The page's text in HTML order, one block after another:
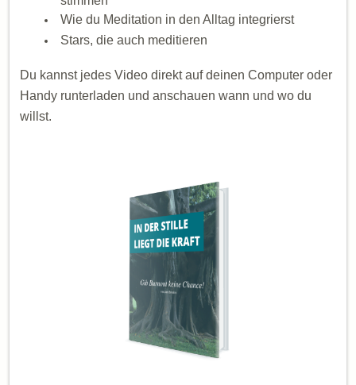
Wie du Meditation in den Alltag integrierst
Stars, die auch meditieren
Du kannst jedes Video direkt auf deinen Computer oder
Handy runterladen und anschauen wann und wo du
willst.